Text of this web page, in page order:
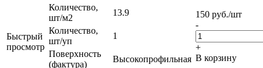
Быстрый
просмотр
Количество,
шт/м2
13.9
Количество,
шт/уп
1
Поверхность
(фактура)
Высокопрофильная
150 руб./шт
-
+
В корзину